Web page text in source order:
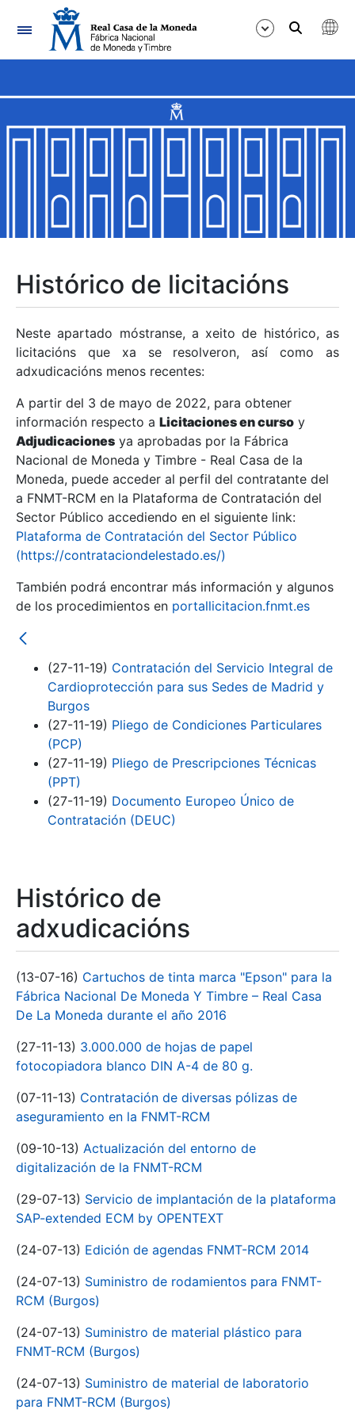
Navegación
Mostrar/Ocultar
Mostrar/Ocultar
Mostrar/Ocultar
Mostrar/Ocultar
Mostrar/Ocultar
Mostrar/Ocultar
Histórico de licitacións
Neste apartado móstranse, a xeito de histórico, as
licitacións que xa se resolveron, así como as
adxudicacións menos recentes:
A partir del 3 de mayo de 2022, para obtener
información respecto a Licitaciones en curso y
Adjudicaciones ya aprobadas por la Fábrica
Nacional de Moneda y Timbre - Real Casa de la
Moneda, puede acceder al perfil del contratante del
a FNMT-RCM en la Plataforma de Contratación del
Sector Público accediendo en el siguiente link:
Plataforma de Contratación del Sector Público
(https://contrataciondelestado.es/)
También podrá encontrar más información y algunos
de los procedimientos en portallicitacion.fnmt.es
(27-11-19) Contratación del Servicio Integral de
Cardioprotección para sus Sedes de Madrid y
Burgos
(27-11-19) Pliego de Condiciones Particulares
(PCP)
(27-11-19) Pliego de Prescripciones Técnicas
(PPT)
(27-11-19) Documento Europeo Único de
Contratación (DEUC)
Histórico de
adxudicacións
(13-07-16) Cartuchos de tinta marca "Epson" para la
Fábrica Nacional De Moneda Y Timbre – Real Casa
De La Moneda durante el año 2016
(27-11-13) 3.000.000 de hojas de papel
fotocopiadora blanco DIN A-4 de 80 g.
(07-11-13) Contratación de diversas pólizas de
aseguramiento en la FNMT-RCM
(09-10-13) Actualización del entorno de
digitalización de la FNMT-RCM
(29-07-13) Servicio de implantación de la plataforma
SAP-extended ECM by OPENTEXT
(24-07-13) Edición de agendas FNMT-RCM 2014
(24-07-13) Suministro de rodamientos para FNMT-
RCM (Burgos)
(24-07-13) Suministro de material plástico para
FNMT-RCM (Burgos)
(24-07-13) Suministro de material de laboratorio
para FNMT-RCM (Burgos)